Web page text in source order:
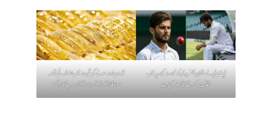
پی سی بی نے شاہین آفریدی کو ٹیسٹ کیمپ میں
شامل نہ کرنے کا فیصلہ کیا ہے
3 دن بعد سونے کی قیمت میں اضافہ، فی تولہ
سونا 4 لاکھ 55 ہزار 63 روپے کا ہوگیا